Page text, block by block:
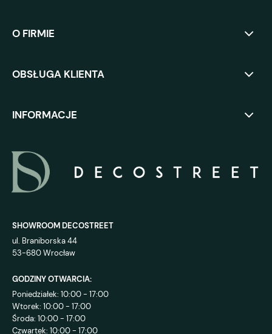
O FIRMIE
OBSŁUGA KLIENTA
INFORMACJE
SHOWROOM DECOSTREET
ul. Braniborska 44
53-680 Wrocław
GODZINY OTWARCIA:
Poniedziałek: 10:00 - 17:00
Wtorek: 10:00 - 17:00
Środa: 10:00 - 17:00
Czwartek: 10:00 - 17:00